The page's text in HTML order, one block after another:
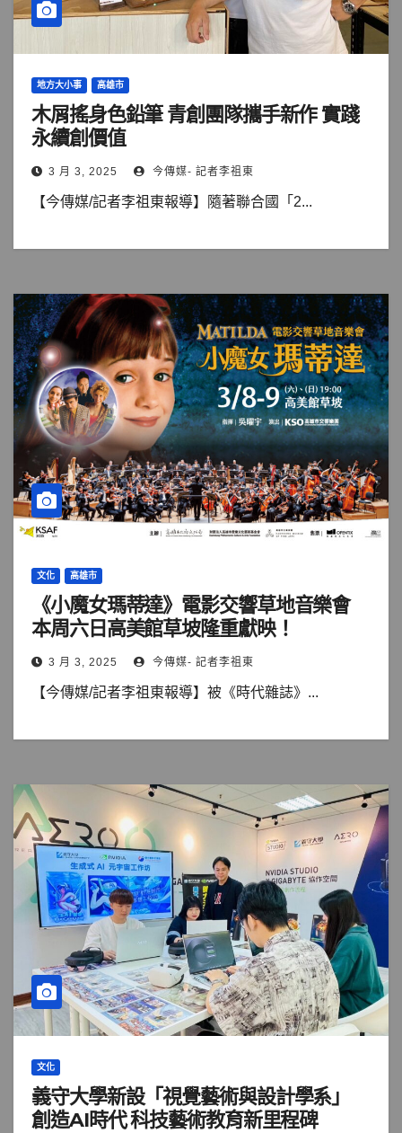
地方大小事 高雄市
木屑搖身色鉛筆 青創團隊攜手新作 實踐
永續創價值
3 月 3, 2025 今傳媒- 記者李祖東
【今傳媒/記者李祖東報導】隨著聯合國「2...
文化 高雄市
《小魔女瑪蒂達》電影交響草地音樂會
本周六日高美館草坡隆重獻映！
3 月 3, 2025 今傳媒- 記者李祖東
【今傳媒/記者李祖東報導】被《時代雜誌》...
文化
義守大學新設「視覺藝術與設計學系」
創造AI時代 科技藝術教育新里程碑